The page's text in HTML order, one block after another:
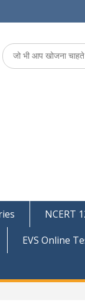
Search
for:
NCERT
EVS Online